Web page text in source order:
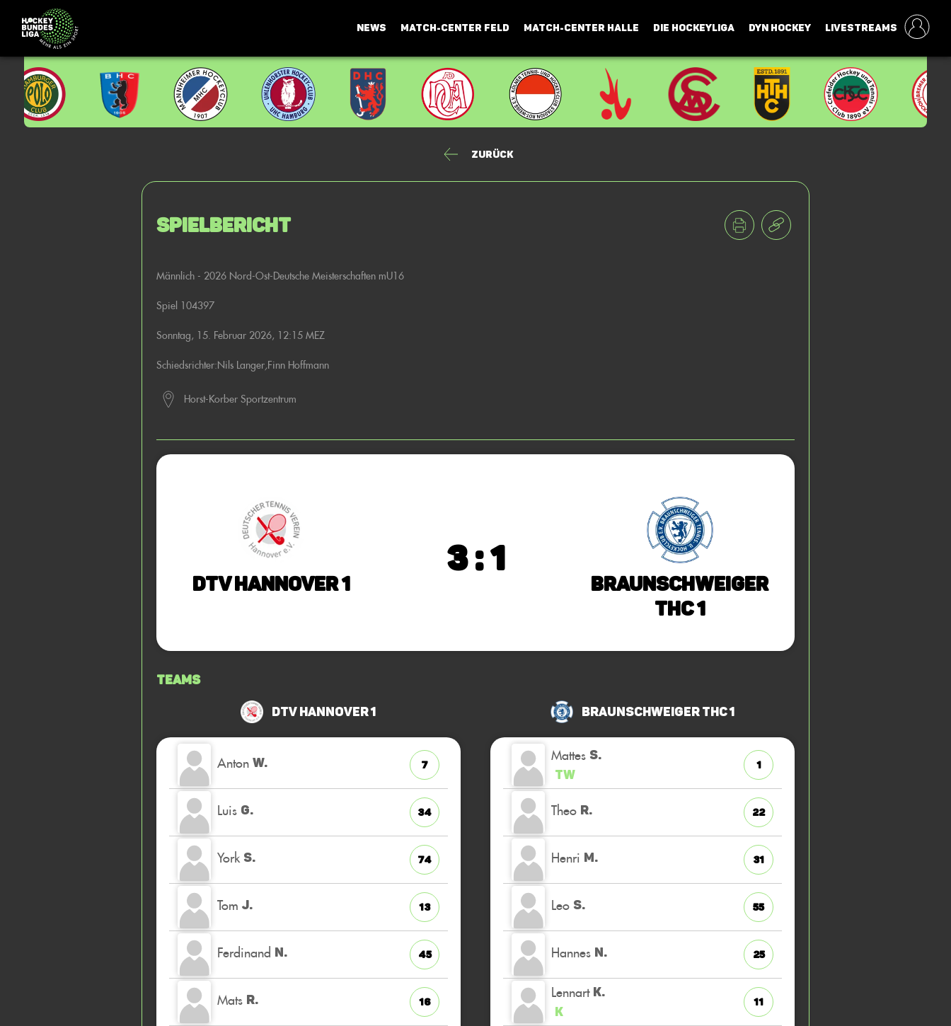
NEWS MATCH-CENTER FELD MATCH-CENTER HALLE DIE HOCKEYLIGA DYN HOCKEY LIVESTREAMS
Zurück
Spielbericht
Männlich - 2026 Nord-Ost-Deutsche Meisterschaften mU16
Spiel 104397
Sonntag, 15. Februar 2026, 12:15 MEZ
Schiedsrichter:Nils Langer,Finn Hoffmann
Horst-Korber Sportzentrum
DTV Hannover 1
3 : 1
Braunschweiger
THC 1
Teams
DTV Hannover 1
Anton W. 7
Luis G. 34
York S. 74
Tom J. 13
Ferdinand N. 45
Mats R. 16
Braunschweiger THC 1
Mattes S.
TW
1
Theo R. 22
Henri M. 31
Leo S. 55
Hannes N. 25
Lennart K.
K
11